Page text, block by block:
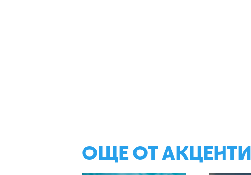
ОЩЕ ОТ АКЦЕНТИ